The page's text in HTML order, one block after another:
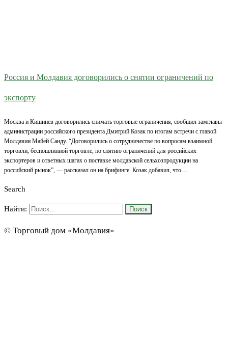
Россия и Молдавия договорились о снятии ограничений по
экспорту
Москва и Кишинев договорились снимать торговые ограничения, сообщил замглавы
администрации российского президента Дмитрий Козак по итогам встречи с главой
Молдавии Майей Санду. “Договорились о сотрудничестве по вопросам взаимной
торговли, беспошлинной торговле, по снятию ограничений для российских
экспортеров и ответных шагах о поставке молдавской сельхозпродукции на
российский рынок”, — рассказал он на брифинге. Козак добавил, что…
Search
Найти:
© Торговый дом «Молдавия»